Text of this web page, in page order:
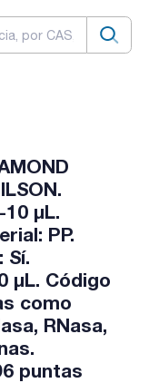
10 µL.
PP.
Sí.
µL. Código
como
RNasa,
puntas